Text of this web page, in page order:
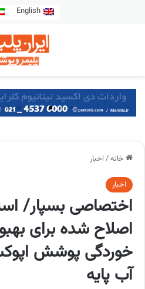
English
خانه/ اخبار
اخبار
اختصاصی بسپار/
اصلاح شده برای
خوردگی پوشش
آب پایه